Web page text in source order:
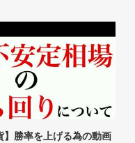
】勝率を上げる為の動画